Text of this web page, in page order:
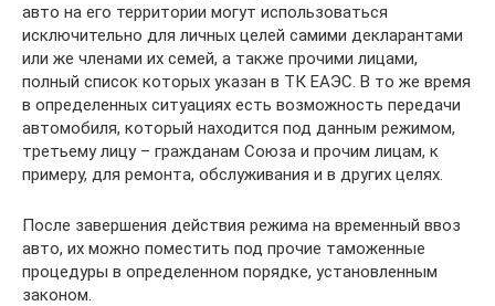
авто на его территории могут использоваться
исключительно для личных целей самими декларантами
или же членами их семей, а также прочими лицами,
полный список которых указан в ТК ЕАЭС. В то же время
в определенных ситуациях есть возможность передачи
автомобиля, который находится под данным режимом,
третьему лицу – гражданам Союза и прочим лицам, к
примеру, для ремонта, обслуживания и в других целях.
После завершения действия режима на временный ввоз
авто, их можно поместить под прочие таможенные
процедуры в определенном порядке, установленным
законом.